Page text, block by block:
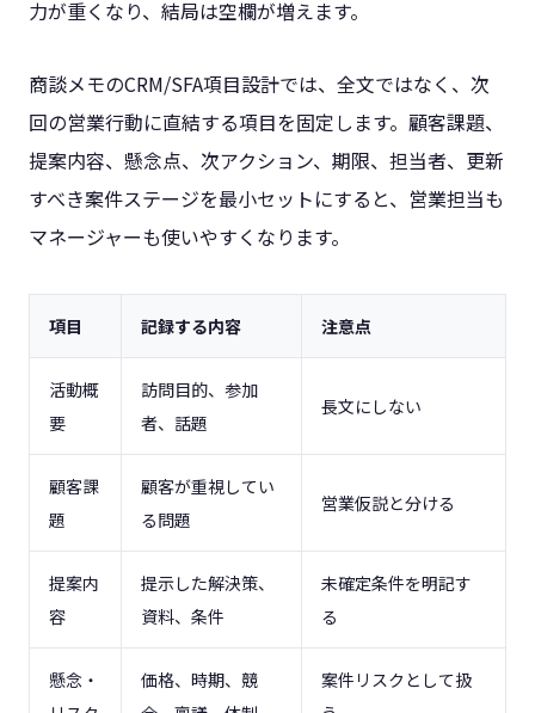
力が重くなり、結局は空欄が増えます。
商談メモのCRM/SFA項目設計では、全文ではなく、次
回の営業行動に直結する項目を固定します。顧客課題、
提案内容、懸念点、次アクション、期限、担当者、更新
すべき案件ステージを最小セットにすると、営業担当も
マネージャーも使いやすくなります。
項目 記録する内容 注意点
活動概
要
訪問目的、参加
者、話題
長文にしない
顧客課
題
顧客が重視してい
る問題
営業仮説と分ける
提案内
容
提示した解決策、
資料、条件
未確定条件を明記す
る
懸念・
価格、時期、競
案件リスクとして扱